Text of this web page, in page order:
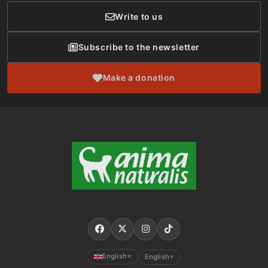
Write to us
Subscribe to the newsletter
Make a donation
English ▼ English ▼